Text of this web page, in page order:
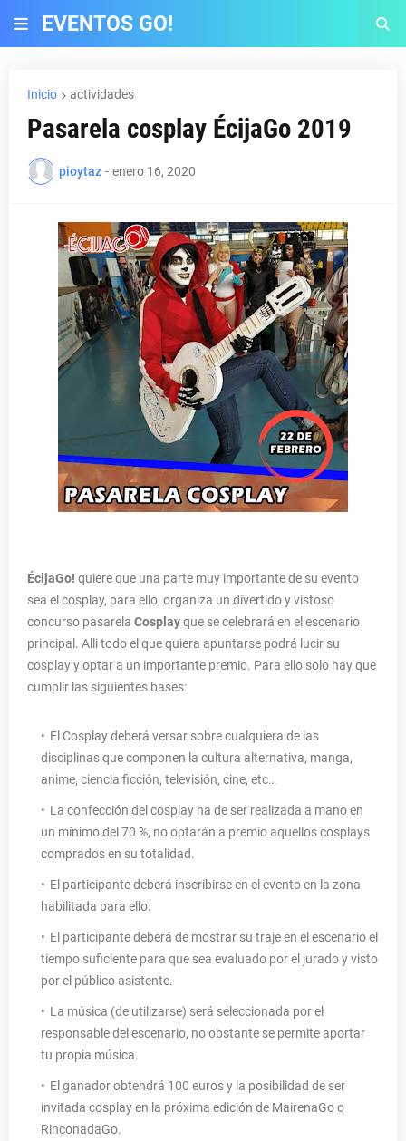
EVENTOS GO!
Inicio actividades
Pasarela cosplay ÉcijaGo 2019
pioytaz - enero 16, 2020
ÉcijaGo! quiere que una parte muy importante de su evento
sea el cosplay, para ello, organiza un divertido y vistoso
concurso pasarela Cosplayque se celebrará en el escenario
principal. Alli todo el que quiera apuntarse podrá lucir su
cosplay y optar a un importante premio. Para ello solo hay que
cumplir las siguientes bases:
El Cosplay deberá versar sobre cualquiera de las
disciplinas que componen la cultura alternativa, manga,
anime, ciencia ficción, televisión, cine, etc…
La confección del cosplay ha de ser realizada a mano en
un mínimo del 70 %, no optarán a premio aquellos cosplays
comprados en su totalidad.
El participante deberá inscribirse en el evento en la zona
habilitada para ello.
El participante deberá de mostrar su traje en el escenario el
tiempo suficiente para que sea evaluado por el jurado y visto
por el público asistente.
La música (de utilizarse) será seleccionada por el
responsable del escenario, no obstante se permite aportar
tu propia música.
El ganador obtendrá 100 euros y la posibilidad de ser
invitada cosplay en la próxima edición de MairenaGo o
RinconadaGo.